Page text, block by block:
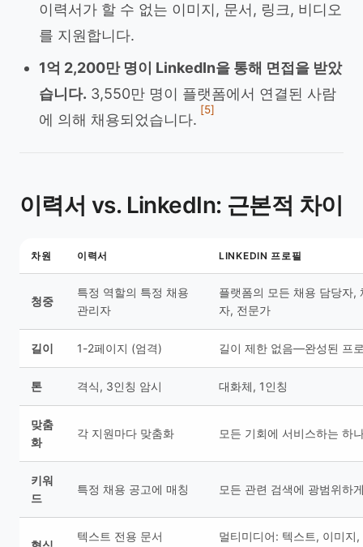
이력서가 할 수 없는 이미지, 문서, 링크, 비디오
를 지원합니다.
1억 2,200만 명이 LinkedIn을 통해 면접을 받았
습니다. 3,550만 명이 플랫폼에서 연결된 사람
에 의해 채용되었습니다.
[5]
이력서 vs. LinkedIn: 근본적 차이
차원 이력서 LINKEDIN 프로필
청중
특정 역할의 특정 채용
관리자
플랫폼의 모든 채용 담당자,
자, 전문가
길이 1-2페이지 (엄격) 길이 제한 없음—완성된 프
톤 격식, 3인칭 암시 대화체, 1인칭
맞춤
화
각 지원마다 맞춤화 모든 기회에 서비스하는 하
키워
드
특정 채용 공고에 매칭 모든 관련 검색에 광범위하
텍스트 전용 문서
멀티미디어: 텍스트, 이미지,